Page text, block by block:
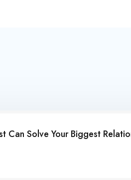
Solve Your Biggest